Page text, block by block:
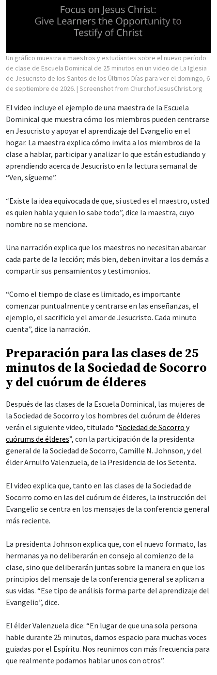
Un gráfico muestra a maestros y estudiantes sobre el nuevo período
de clase de Escuela Dominical de 25 minutos en un video de La Iglesia
de Jesucristo de los Santos de los Últimos Días para ver el domingo, 6
de septiembre de 2026. | Screenshot from ChurchofJesusChrist.org
El video incluye el ejemplo de una maestra de la Escuela
Dominical que muestra cómo los miembros pueden centrarse
en Jesucristo y apoyar el aprendizaje del Evangelio en el
hogar. La maestra explica cómo invita a los miembros de la
clase a hablar, participar y analizar lo que están estudiando y
aprendiendo acerca de Jesucristo en la lectura semanal de
“Ven, sígueme”.
“Existe la idea equivocada de que, si usted es el maestro, usted
es quien habla y quien lo sabe todo”, dice la maestra, cuyo
nombre no se menciona.
Una narración explica que los maestros no necesitan abarcar
cada parte de la lección; más bien, deben invitar a los demás a
compartir sus pensamientos y testimonios.
“Como el tiempo de clase es limitado, es importante
comenzar puntualmente y centrarse en las enseñanzas, el
ejemplo, el sacrificio y el amor de Jesucristo. Cada minuto
cuenta”, dice la narración.
Preparación para las clases de 25
minutos de la Sociedad de Socorro
y del cuórum de élderes
Después de las clases de la Escuela Dominical, las mujeres de
la Sociedad de Socorro y los hombres del cuórum de élderes
verán el siguiente video, titulado “Sociedad de Socorro y
cuórums de élderes”, con la participación de la presidenta
general de la Sociedad de Socorro, Camille N. Johnson, y del
élder Arnulfo Valenzuela, de la Presidencia de los Setenta.
El video explica que, tanto en las clases de la Sociedad de
Socorro como en las del cuórum de élderes, la instrucción del
Evangelio se centra en los mensajes de la conferencia general
más reciente.
La presidenta Johnson explica que, con el nuevo formato, las
hermanas ya no deliberarán en consejo al comienzo de la
clase, sino que deliberarán juntas sobre la manera en que los
principios del mensaje de la conferencia general se aplican a
sus vidas. “Ese tipo de análisis forma parte del aprendizaje del
Evangelio”, dice.
El élder Valenzuela dice: “En lugar de que una sola persona
hable durante 25 minutos, damos espacio para muchas voces
guiadas por el Espíritu. Nos reunimos con más frecuencia para
que realmente podamos hablar unos con otros”.